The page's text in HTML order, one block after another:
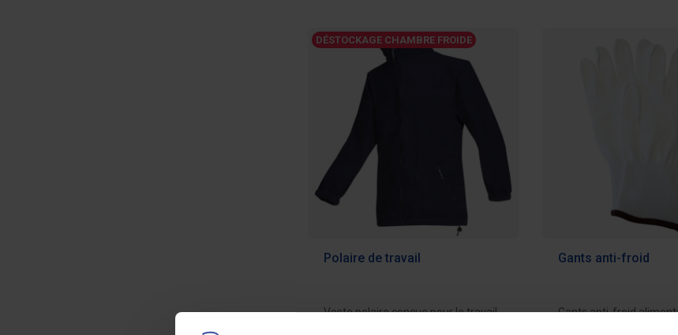
DÉSTOCKAGE CHAMBRE FROIDE
Polaire de travail
Veste polaire conçue pour le travail
Gants anti-froid
Gants anti-froid